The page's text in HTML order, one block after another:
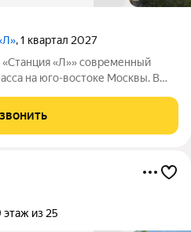
, 1 квартал 2027
«Л»» современный
на юго-востоке Москвы. В
детские игровые
и многое другое.
этаж из 25